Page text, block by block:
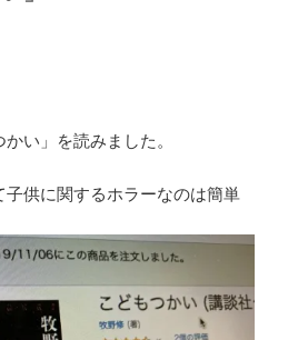
い」を読みました。
子供に関するホラーなのは簡単